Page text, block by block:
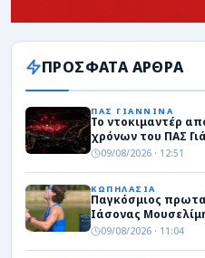
ΠΡΟΣΦΑΤΑ ΑΡΘΡΑ
ΠΑΣ ΓΙΑΝΝΙΝΑ
Το ντοκιμαντέρ
χρόνων του ΠΑΣ
09/08/2026 · 12:51
ΚΩΠΗΛΑΣΙΑ
Παγκόσμιος
Ιάσονας
09/08/2026 · 11:04